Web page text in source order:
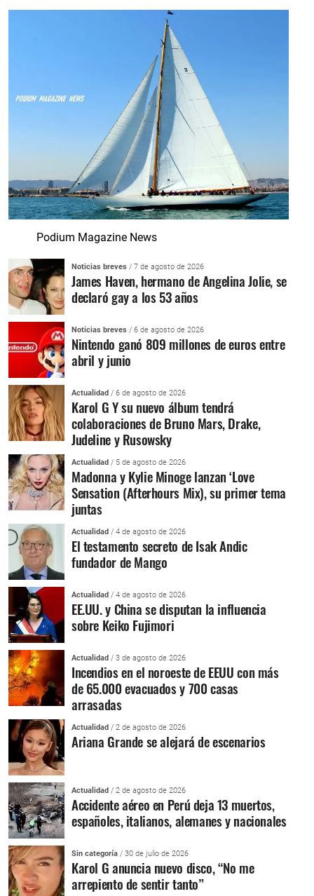
Podium Magazine News
Noticias breves / 7 de agosto de 2026
James Haven, hermano de Angelina Jolie, se
declaró gay a los 53 años
Noticias breves / 6 de agosto de 2026
Nintendo ganó 809 millones de euros entre
abril y junio
Actualidad / 6 de agosto de 2026
Karol G Y su nuevo álbum tendrá
colaboraciones de Bruno Mars, Drake,
Judeline y Rusowsky
Actualidad / 5 de agosto de 2026
Madonna y Kylie Minoge lanzan ‘Love
Sensation (Afterhours Mix), su primer tema
juntas
Actualidad / 4 de agosto de 2026
El testamento secreto de Isak Andic
fundador de Mango
Actualidad / 4 de agosto de 2026
EE.UU. y China se disputan la influencia
sobre Keiko Fujimori
Actualidad / 3 de agosto de 2026
Incendios en el noroeste de EEUU con más
de 65.000 evacuados y 700 casas
arrasadas
Actualidad / 2 de agosto de 2026
Ariana Grande se alejará de escenarios
Actualidad / 2 de agosto de 2026
Accidente aéreo en Perú deja 13 muertos,
españoles, italianos, alemanes y nacionales
Sin categoría / 30 de julio de 2026
Karol G anuncia nuevo disco, “No me
arrepiento de sentir tanto”